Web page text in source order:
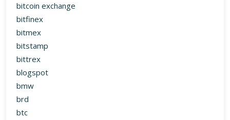
bitcoin exchange
bitfinex
bitmex
bitstamp
bittrex
blogspot
bmw
brd
btc